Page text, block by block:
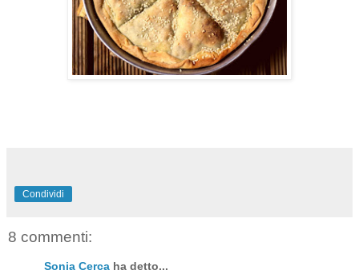
Condividi
8 commenti:
Sonia Cerca ha detto...